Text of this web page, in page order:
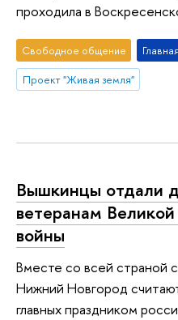
проходила в
Свободное общение Главная
Проект "Живая земля"
Вышкинцы отдали
ветеранам
войны
Вместе со всей
Нижний Новгород
главных праздником